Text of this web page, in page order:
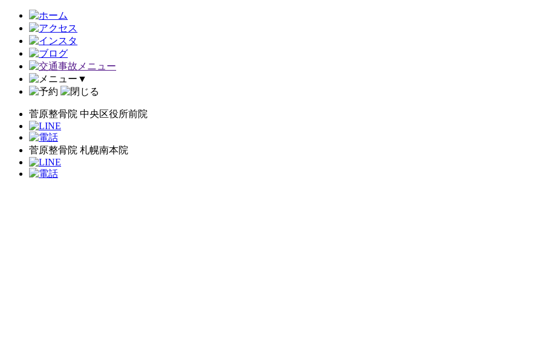
▼
菅原整骨院 中央区役所前院
菅原整骨院 札幌南本院